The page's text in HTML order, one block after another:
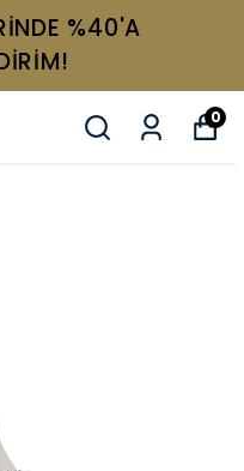
%40'A
0